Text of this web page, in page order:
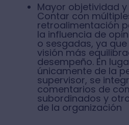
Mayor objetividad
Contar con
retroalimentación
la influencia de
o sesgadas, ya
visión más
desempeño. En
únicamente de la
supervisor, se
comentarios de
subordinados y
de la organización